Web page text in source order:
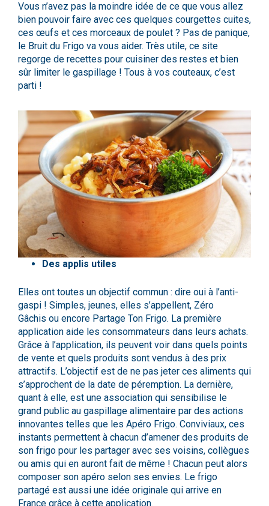
Vous n’avez pas la moindre idée de ce que vous allez
bien pouvoir faire avec ces quelques courgettes cuites,
ces œufs et ces morceaux de poulet ? Pas de panique,
le Bruit du Frigo va vous aider. Très utile, ce site
regorge de recettes pour cuisiner des restes et bien
sûr limiter le gaspillage ! Tous à vos couteaux, c’est
parti !
Des applis utiles
Elles ont toutes un objectif commun : dire oui à l’anti-
gaspi ! Simples, jeunes, elles s’appellent, Zéro
Gâchis ou encore Partage Ton Frigo. La première
application aide les consommateurs dans leurs achats.
Grâce à l’application, ils peuvent voir dans quels points
de vente et quels produits sont vendus à des prix
attractifs. L’objectif est de ne pas jeter ces aliments qui
s’approchent de la date de péremption. La dernière,
quant à elle, est une association qui sensibilise le
grand public au gaspillage alimentaire par des actions
innovantes telles que les Apéro Frigo. Conviviaux, ces
instants permettent à chacun d’amener des produits de
son frigo pour les partager avec ses voisins, collègues
ou amis qui en auront fait de même ! Chacun peut alors
composer son apéro selon ses envies. Le frigo
partagé est aussi une idée originale qui arrive en
France grâce à cette application.